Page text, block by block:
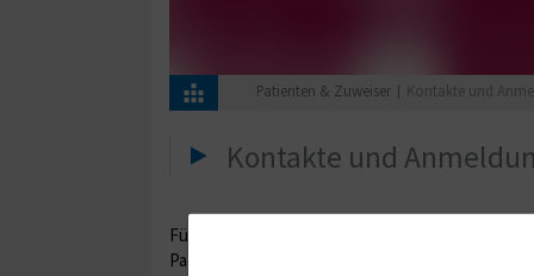
Patienten & Zuweiser Kontakte und
Kontakte und
Für alle Untersuchungen und Behandlungen
Patientenanmeldung. Von dort werden Sie zu